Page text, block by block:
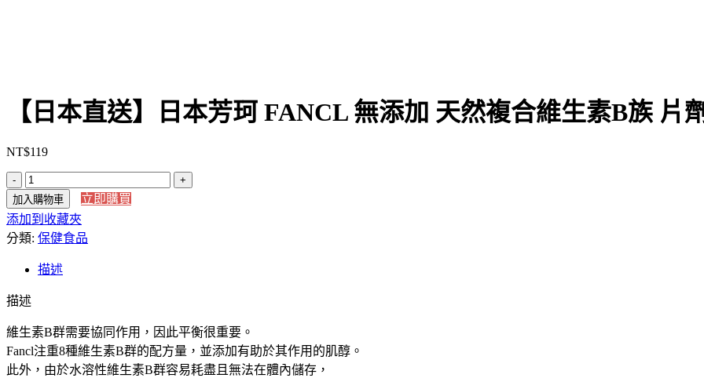
【日本直送】日本芳珂 FANCL 無添加 天然複合維生素B族 片
NT$119
【日
本
直
送】
本
芳
FANCL
無
添
加入購物車
立即購買
添加到收藏夾
分類: 保健食品
描述
描述
維生素B群需要協同作用，因此平衡很重要。
Fancl注重8種維生素B群的配方量，並添加有助於其作用的肌醇。
此外，由於水溶性維生素B群容易耗盡且無法在體內儲存，